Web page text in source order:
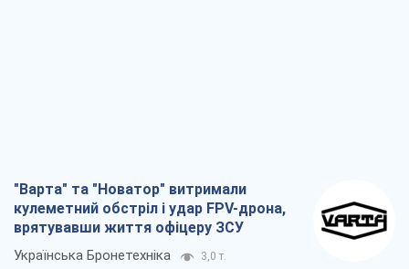
"Варта" та "Новатор" витримали
кулеметний обстріл і удар FPV-дрона,
врятувавши життя офіцеру ЗСУ
Українська Бронетехніка 3,0 т.